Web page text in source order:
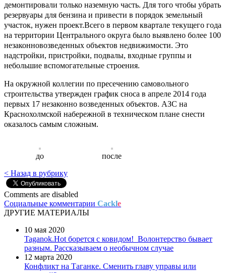
демонтировали только наземную часть. Для того чтобы убрать
резервуары для бензина и привести в порядок земельный
участок, нужен проект.Всего в первом квартале текущего года
на территории Центрального округа было выявлено более 100
незаконновозведенных объектов недвижимости. Это
надстройки, пристройки, подвалы, входные группы и
небольшие вспомогательные строения.
На окружной коллегии по пресечению самовольного
строительства утвержден график сноса в апреле 2014 года
первых 17 незаконно возведенных объектов. АЗС на
Краснохолмской набережной в техническом плане снести
оказалось самым сложным.
до
после
< Назад в рубрику
Comments are disabled
Социальные комментарии Cackle
ДРУГИЕ МАТЕРИАЛЫ
10 мая 2020
Taganok.Hot борется с ковидом! Волонтерство бывает
разным. Рассказываем о необычном случае
12 марта 2020
Конфликт на Таганке. Сменить главу управы или